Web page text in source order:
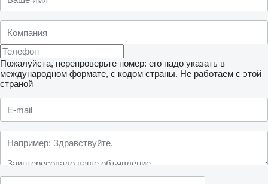
Пожалуйста, перепроверьте номер: его надо указать в
международном формате, с кодом страны. Не работаем с этой
страной